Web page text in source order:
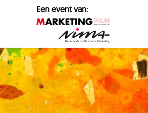
Een event van: